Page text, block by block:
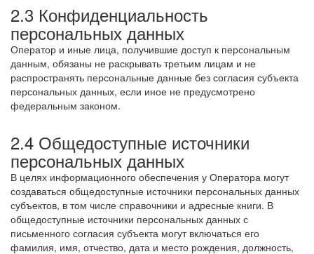
2.3 Конфиденциальность
персональных данных
Оператор и иные лица, получившие доступ к персональным
данным, обязаны не раскрывать третьим лицам и не
распространять персональные данные без согласия субъекта
персональных данных, если иное не предусмотрено
федеральным законом.
2.4 Общедоступные источники
персональных данных
В целях информационного обеспечения у Оператора могут
создаваться общедоступные источники персональных данных
субъектов, в том числе справочники и адресные книги. В
общедоступные источники персональных данных с
письменного согласия субъекта могут включаться его
фамилия, имя, отчество, дата и место рождения, должность,